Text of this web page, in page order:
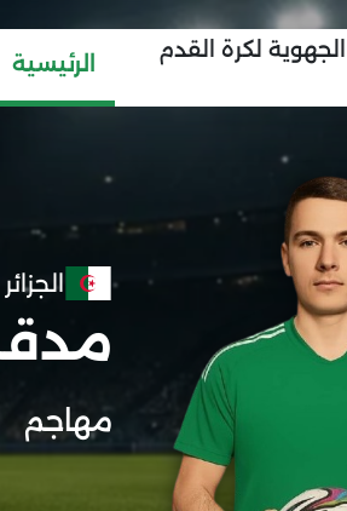
الجهوية لكرة القدم
الرئيسية
الجزائر
مهاجم